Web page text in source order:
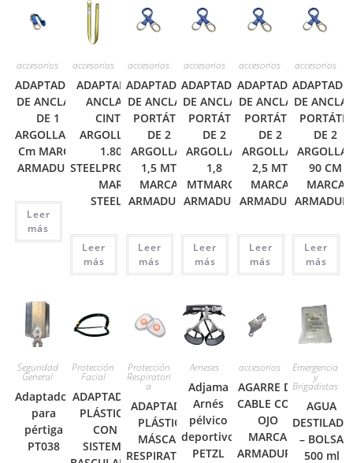
accesorios
ADAPTADOR
DE ANCLAJE
DE 1
ARGOLLA 90
Cm MARCA
ARMADURA
Leer
más
accesorios
ADAPTADOR DE
ANCLAJE EN
CINTA (2
ARGOLLAS) DE
1.80 M
STEELPRO(500600
MARCA
STEELPRO
Leer
más
accesorios
ADAPTADOR
DE ANCLAJE
PORTÁTIL
DE 2
ARGOLLAS
1,5 MT
MARCA
ARMADURA
Leer
más
accesorios
ADAPTADOR
DE ANCLAJE
PORTÁTIL
DE 2
ARGOLLAS
1,8
MTMARCA
ARMADURA
Leer
más
accesorios
ADAPTADOR
DE ANCLAJE
PORTÁTIL
DE 2
ARGOLLAS
2,5 MT
MARCA
ARMADURA
Leer
más
accesorios
DE
PORTÁTIL
DE 2
90 CM
MARCA
Leer
más
Seguridad
General
Adaptador
para
pértiga
PT038
Protección
Facial
ADAPTADOR
PLÁSTICO
CON
SISTEMA
Protección
Respiratori
a
ADAPTADOR
PLÁSTICO
MÁSCARA
RESPIRATORIA
Arneses
Adjama
Arnés
pélvico
deportivo
PETZL
accesorios
AGARRE DE
CABLE CON
OJO
MARCA
ARMADURA
Emergencia
y
Brigadistas
AGUA
DESTILADA
– BOLSA
500 ml